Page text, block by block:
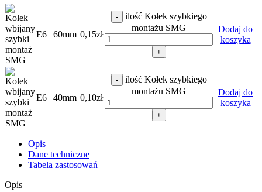
E6 | 60mm 0,15zł
-
ilość Kołek szybkiego
montażu SMG
+
Dodaj do
koszyka
E6 | 40mm 0,10zł
-
ilość Kołek szybkiego
montażu SMG
+
Dodaj do
koszyka
Opis
Dane techniczne
Tabela zastosowań
Opis